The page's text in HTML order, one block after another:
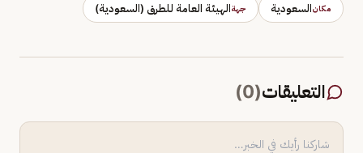
مكانالسعودية جهةالهيئة العامة للطرق (السعودية)
التعليقات(
0
)